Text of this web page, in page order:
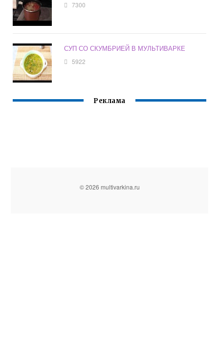
7300
СУП СО СКУМБРИЕЙ В МУЛЬТИВАРКЕ
5922
Реклама
© 2026 multivarkina.ru